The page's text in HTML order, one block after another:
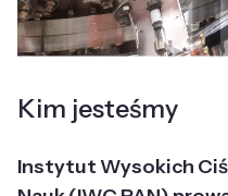
Kim jesteśmy
Instytut Wysokich